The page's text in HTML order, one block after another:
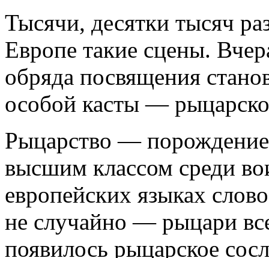
Тысячи, десятки тысяч
Европе такие сцены.
обряда посвящения
особой касты —
Рыцарство —
высшим классом среди
европейских языках
не случайно — рыцари
появилось рыцарское